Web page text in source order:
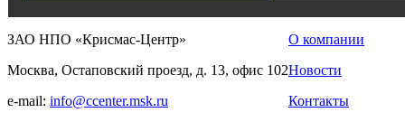
ЗАО НПО «Крисмас-Центр»
Москва, Остаповский проезд, д. 13, офис 102
e-mail: info@ccenter.msk.ru
О компании
Новости
Контакты